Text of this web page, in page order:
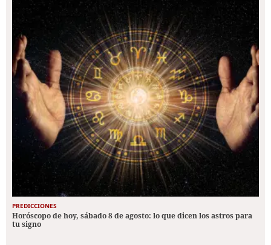
PREDICCIONES
Horóscopo de hoy, sábado 8 de agosto: lo que dicen los astros para
tu signo